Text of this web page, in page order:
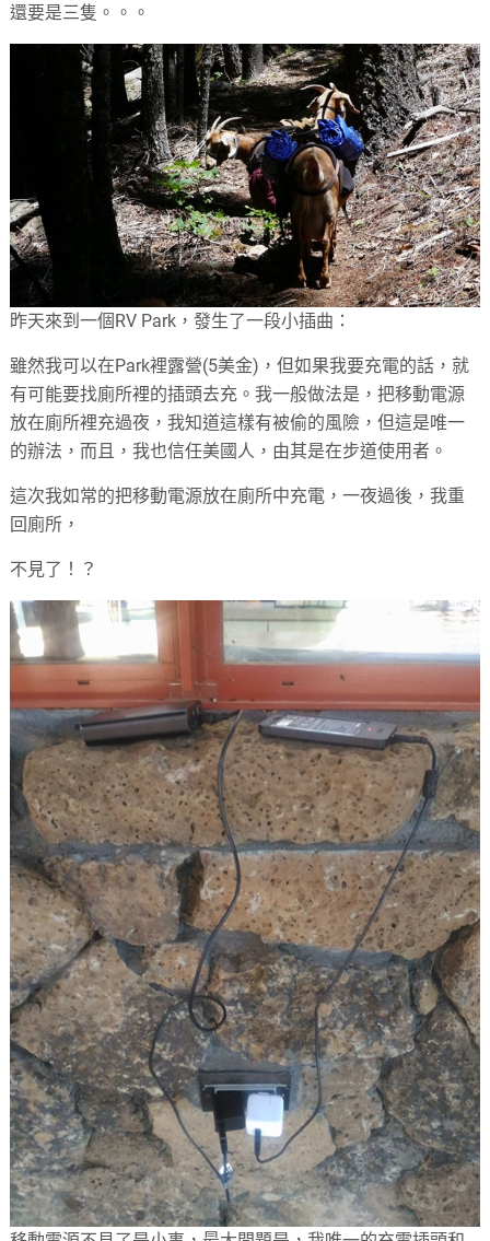
還要是三隻。。。
昨天來到一個RV Park，發生了一段小插曲：
雖然我可以在Park裡露營(5美金)，但如果我要充電的話，就
有可能要找廁所裡的插頭去充。我一般做法是，把移動電源
放在廁所裡充過夜，我知道這樣有被偷的風險，但這是唯一
的辦法，而且，我也信任美國人，由其是在步道使用者。
這次我如常的把移動電源放在廁所中充電，一夜過後，我重
回廁所，
不見了！？